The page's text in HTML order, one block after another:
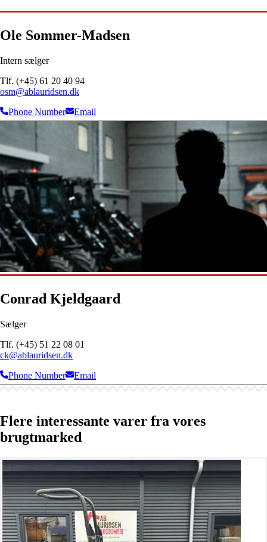
Ole Sommer-Madsen
Intern sælger
Tlf. (+45) 61 20 40 94
osm@ablauridsen.dk
Phone Number
Email
Conrad Kjeldgaard
Sælger
Tlf. (+45) 51 22 08 01
ck@ablauridsen.dk
Phone Number
Email
Flere interessante varer fra vores
brugtmarked